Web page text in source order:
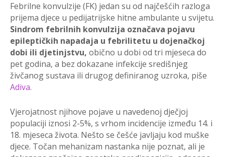
Febrilne konvulzije (FK) jedan su od najčešćih razloga
prijema djece u pedijatrijske hitne ambulante u svijetu.
Sindrom febrilnih konvulzija označava pojavu
epileptičkih napadaja u febrilitetu u dojenačkoj
dobi ili djetinjstvu, obično u dobi od tri mjeseca do
pet godina, a bez dokazane infekcije središnjeg
živčanog sustava ili drugog definiranog uzroka, piše
Adiva.
Vjerojatnost njihove pojave u navedenoj dječjoj
populaciji iznosi 2-5%, s vrhom incidencije između 14. i
18. mjeseca života. Nešto se češće javljaju kod muške
djece. Točan mehanizam nastanka nije poznat, ali je